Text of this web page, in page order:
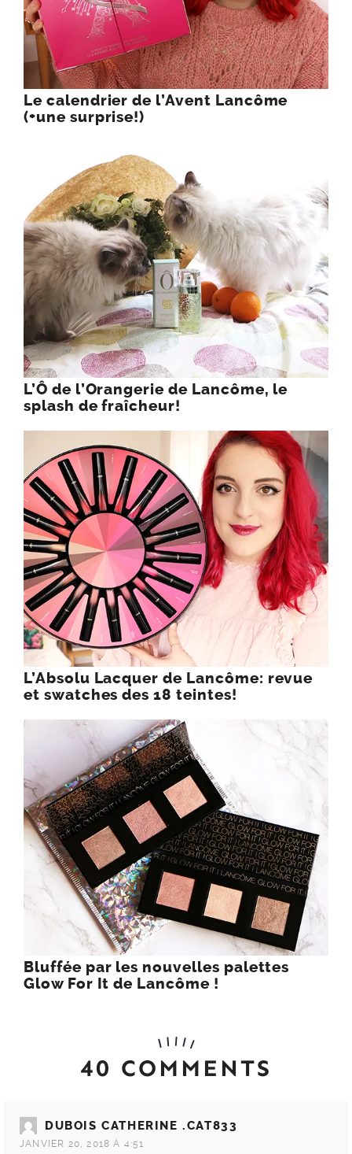
Le calendrier de l’Avent Lancôme
(+une surprise!)
L’Ô de l’Orangerie de Lancôme, le
splash de fraîcheur!
L’Absolu Lacquer de Lancôme: revue
et swatches des 18 teintes!
Bluffée par les nouvelles palettes
Glow For It de Lancôme !
40 COMMENTS
DUBOIS CATHERINE .CAT833
JANVIER 20, 2018 À 4:51